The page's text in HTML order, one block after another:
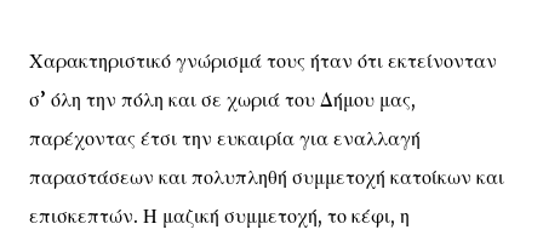
Χαρακτηριστικό γνώρισμά τους ήταν ότι εκτείνονταν
σ’ όλη την πόλη και σε χωριά του Δήμου μας,
παρέχοντας έτσι την ευκαιρία για εναλλαγή
παραστάσεων και πολυπληθή συμμετοχή κατοίκων και
επισκεπτών. Η μαζική συμμετοχή, το κέφι, η